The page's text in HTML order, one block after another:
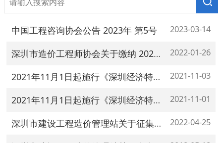
中国工程咨询协会公告 2023年 第5号 2023-03-14
深圳市造价工程师协会关于缴纳 2022 年度会员会费的通知 2022-01-26
2021年11月1日起施行《深圳经济特区政府投资项目管理条例》 2021-11-03
2021年11月1日起施行《深圳经济特区政府投资项目管理条例》 2021-11-01
深圳市建设工程造价管理站关于征集《深圳市市政工程消耗量定额(2017）》修编意见的函 2022-04-25